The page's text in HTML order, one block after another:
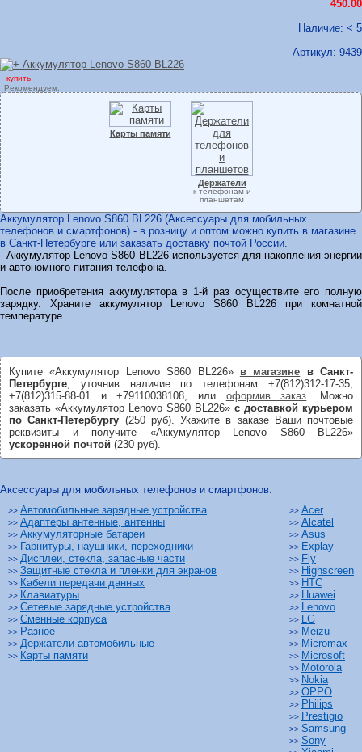
450.00
Наличие: < 5
Артикул: 9439
купить
Рекомендуем:
Карты памяти
Держатели
к телефонам и
планшетам
Аккумулятор Lenovo S860 BL226 (Аксессуары для мобильных
телефонов и смартфонов) - в розницу и оптом можно купить в магазине
в Санкт-Петербурге или заказать доставку почтой России.
Аккумулятор Lenovo S860 BL226 используется для накопления энергии
и автономного питания телефона.
После приобретения аккумулятора в 1-й раз осуществите его полную
зарядку. Храните аккумулятор Lenovo S860 BL226 при комнатной
температуре.
Купите «Аккумулятор Lenovo S860 BL226» в магазине в Санкт-
Петербурге, уточнив наличие по телефонам +7(812)312-17-35,
+7(812)315-88-01 и +79110038108, или оформив заказ. Можно
заказать «Аккумулятор Lenovo S860 BL226» с доставкой курьером
по Санкт-Петербургу (250 руб). Укажите в заказе Ваши почтовые
реквизиты и получите «Аккумулятор Lenovo S860 BL226»
ускоренной почтой (230 руб).
Аксессуары для мобильных телефонов и смартфонов:
>> Автомобильные зарядные устройства
>> Адаптеры антенные, антенны
>> Аккумуляторные батареи
>> Гарнитуры, наушники, переходники
>> Дисплеи, стекла, запасные части
>> Защитные стекла и пленки для экранов
>> Кабели передачи данных
>> Клавиатуры
>> Сетевые зарядные устройства
>> Сменные корпуса
>> Разное
>> Держатели автомобильные
>> Карты памяти
>> Acer
>> Alcatel
>> Asus
>> Explay
>> Fly
>> Highscreen
>> HTC
>> Huawei
>> Lenovo
>> LG
>> Meizu
>> Micromax
>> Microsoft
>> Motorola
>> Nokia
>> OPPO
>> Philips
>> Prestigio
>> Samsung
>> Sony